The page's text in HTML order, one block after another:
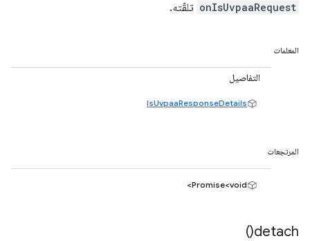
onIsUvpaaRequest تلقّته.
المعلمات
التفاصيل
IsUvpaaResponseDetails
المرتجعات
Promise<void>
detach(
)